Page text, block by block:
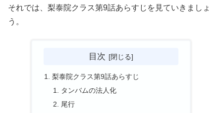
それでは、梨泰院クラス第9話あらすじを見ていきましょ
う。
目次
梨泰院クラス第9話あらすじ
タンバムの法人化
尾行